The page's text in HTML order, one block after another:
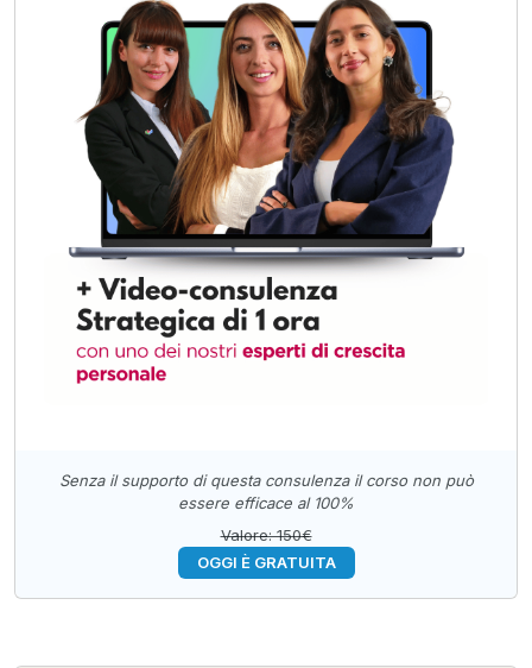
Senza il supporto di questa consulenza il corso non può
essere efficace al 100%
Valore: 150€
OGGI È GRATUITA